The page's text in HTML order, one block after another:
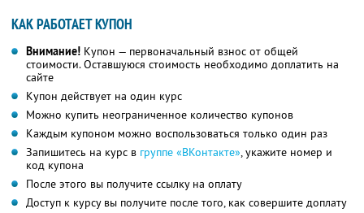
КАК РАБОТАЕТ КУПОН
Внимание! Купон — первоначальный взнос от общей
стоимости. Оставшуюся стоимость необходимо доплатить на
сайте
Купон действует на один курс
Можно купить неограниченное количество купонов
Каждым купоном можно воспользоваться только один раз
Запишитесь на курс в группе «ВКонтакте», укажите номер и
код купона
После этого вы получите ссылку на оплату
Доступ к курсу вы получите после того, как совершите доплату